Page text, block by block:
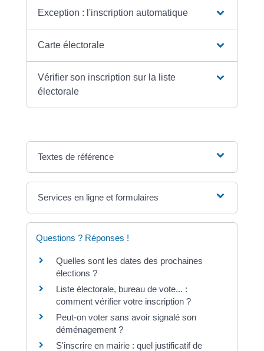
Exception : l'inscription automatique
Carte électorale
Vérifier son inscription sur la liste
électorale
Textes de référence
Services en ligne et formulaires
Questions ? Réponses !
Quelles sont les dates des prochaines
élections ?
Liste électorale, bureau de vote... :
comment vérifier votre inscription ?
Peut-on voter sans avoir signalé son
déménagement ?
S'inscrire en mairie : quel justificatif de